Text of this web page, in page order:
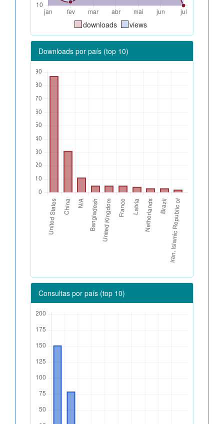
downloads views
Downloads por país (top 10)
Consultas por país (top 10)